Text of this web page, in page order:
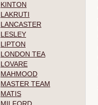
KINTON
LAKRUTI
LANCASTER
LESLEY
LIPTON
LONDON TEA
LOVARE
MAHMOOD
MASTER TEAM
MATIS